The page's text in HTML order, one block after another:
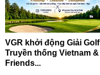
VGR khởi động Giải Golf
Truyền thống Vietnam &
Friends...